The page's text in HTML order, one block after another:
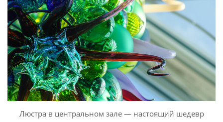
Люстра в центральном зале — настоящий шедевр